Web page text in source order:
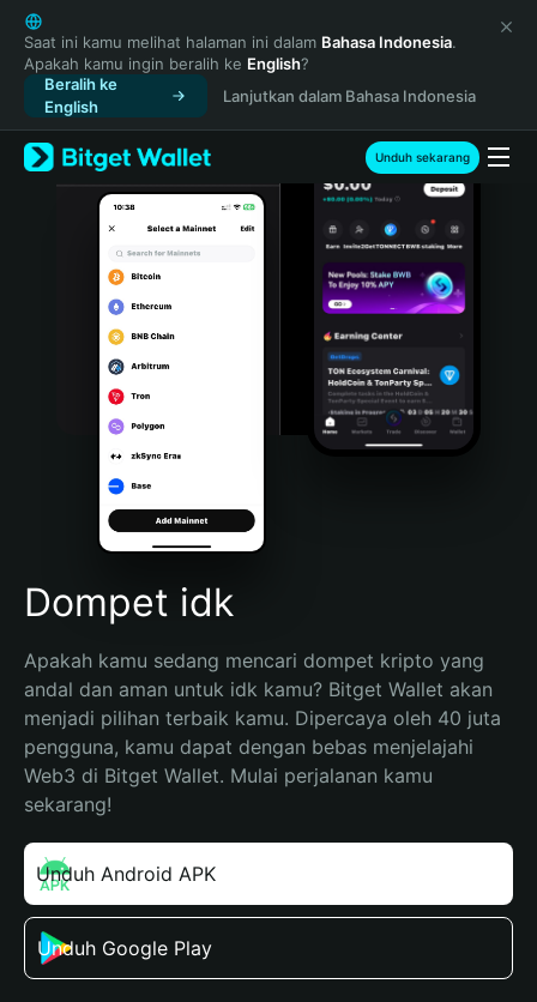
English
日本語
Tiếng Việt
Русский
Español (Latinoamérica)
Türkçe
Italiano
Português (Portugal)
Bahasa Indonesia
Português (Brasil)
Español (Argentina)
Saat ini kamu melihat halaman ini dalam Bahasa Indonesia.
Apakah kamu ingin beralih ke English?
Beralih ke
English
Lanjutkan dalam Bahasa Indonesia
Unduh sekarang
Dompet idk
Apakah kamu sedang mencari dompet kripto yang
andal dan aman untuk idk kamu? Bitget Wallet akan
menjadi pilihan terbaik kamu. Dipercaya oleh 40 juta
pengguna, kamu dapat dengan bebas menjelajahi
Web3 di Bitget Wallet. Mulai perjalanan kamu
sekarang!
Unduh Android APK
Unduh Google Play